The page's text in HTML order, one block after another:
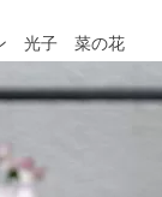
光子 菜の花